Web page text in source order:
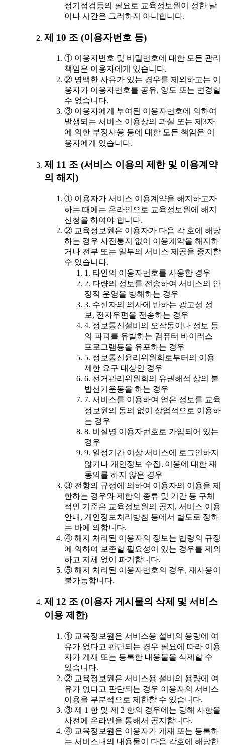
정기점검등의 필요로 교육정보원이 정한 날
이나 시간은 그러하지 아니합니다.
제 10 조 (이용자번호 등)
① 이용자번호 및 비밀번호에 대한 모든 관리
책임은 이용자에게 있습니다.
② 명백한 사유가 있는 경우를 제외하고는 이
용자가 이용자번호를 공유, 양도 또는 변경할
수 없습니다.
③ 이용자에게 부여된 이용자번호에 의하여
발생되는 서비스 이용상의 과실 또는 제3자
에 의한 부정사용 등에 대한 모든 책임은 이
용자에게 있습니다.
제 11 조 (서비스 이용의 제한 및 이용계약
의 해지)
① 이용자가 서비스 이용계약을 해지하고자
하는 때에는 온라인으로 교육정보원에 해지
신청을 하여야 합니다.
② 교육정보원은 이용자가 다음 각 호에 해당
하는 경우 사전통지 없이 이용계약을 해지하
거나 전부 또는 일부의 서비스 제공을 중지할
수 있습니다.
1. 타인의 이용자번호를 사용한 경우
2. 다량의 정보를 전송하여 서비스의 안
정적 운영을 방해하는 경우
3. 수신자의 의사에 반하는 광고성 정
보, 전자우편을 전송하는 경우
4. 정보통신설비의 오작동이나 정보 등
의 파괴를 유발하는 컴퓨터 바이러스
프로그램등을 유포하는 경우
5. 정보통신윤리위원회로부터의 이용
제한 요구 대상인 경우
6. 선거관리위원회의 유권해석 상의 불
법선거운동을 하는 경우
7. 서비스를 이용하여 얻은 정보를 교육
정보원의 동의 없이 상업적으로 이용하
는 경우
8. 비실명 이용자번호로 가입되어 있는
경우
9. 일정기간 이상 서비스에 로그인하지
않거나 개인정보 수집․이용에 대한 재
동의를 하지 않은 경우
③ 전항의 규정에 의하여 이용자의 이용을 제
한하는 경우와 제한의 종류 및 기간 등 구체
적인 기준은 교육정보원의 공지, 서비스 이용
안내, 개인정보처리방침 등에서 별도로 정하
는 바에 의합니다.
④ 해지 처리된 이용자의 정보는 법령의 규정
에 의하여 보존할 필요성이 있는 경우를 제외
하고 지체 없이 파기합니다.
⑤ 해지 처리된 이용자번호의 경우, 재사용이
불가능합니다.
제 12 조 (이용자 게시물의 삭제 및 서비스
이용 제한)
① 교육정보원은 서비스용 설비의 용량에 여
유가 없다고 판단되는 경우 필요에 따라 이용
자가 게재 또는 등록한 내용물을 삭제할 수
있습니다.
② 교육정보원은 서비스용 설비의 용량에 여
유가 없다고 판단되는 경우 이용자의 서비스
이용을 부분적으로 제한할 수 있습니다.
③ 제 1 항 및 제 2 항의 경우에는 당해 사항을
사전에 온라인을 통해서 공지합니다.
④ 교육정보원은 이용자가 게재 또는 등록하
는 서비스내의 내용물이 다음 각호에 해당한